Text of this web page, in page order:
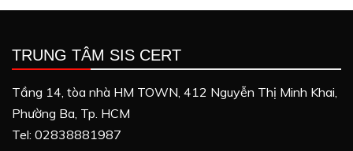
TRUNG TÂM SIS CERT
Tầng 14, tòa nhà HM TOWN, 412 Nguyễn Thị Minh Khai,
Phường Ba, Tp. HCM
Tel: 02838881987